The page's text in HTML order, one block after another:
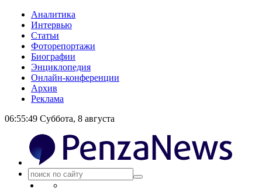
Аналитика
Интервью
Статьи
Фоторепортажи
Биографии
Энциклопедия
Онлайн-конференции
Архив
Реклама
06:55:50 Суббота, 8 августа